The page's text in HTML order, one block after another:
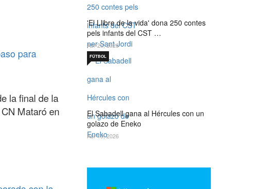
para
la final de la
Mataró en
'El Llibre de la vida' dona 250 contes
pels infants del CST …
Abr 20, 2026
El Sabadell gana al Hércules con un
golazo de Eneko
FÚTBOL
Abr 19, 2026